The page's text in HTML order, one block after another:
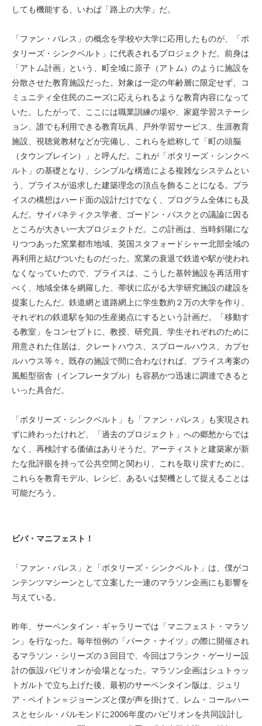
しても機能する、いわば「路上の大学」だ。
「ファン・パレス」の概念を学校や大学に応用したものが、「ポ
タリーズ・シンクベルト」に代表されるプロジェクトだ。前身は
「アトム計画」という、町全域に原子（アトム）のように施設を
分散させた教育施設だった。対象は一定の年齢層に限定せず、コ
ミュニティ全住民のニーズに応えられるような教育内容になって
いた。したがって、ここには職業訓練の場や、家庭学習ステーシ
ョン、誰でも利用できる教育玩具、戸外学習サービス、生涯教育
施設、視聴覚教材などが完備し、これらを総称して「町の頭脳
（タウンブレイン）」と呼んだ。これが「ポタリーズ・シンクベ
ルト」の基礎となり、シンプルな構造による複雑なシステムとい
う、プライスが追求した建築理念の頂点を飾ることになる。プラ
イスの構想はハード面の設計だけでなく、プログラム全体にも及
んだ。サイバネティクス学者、ゴードン・パスクとの議論に因る
ところが大きい一大プロジェクトだ。この計画は、当時斜陽にな
りつつあった窯業都市地域、英国スタフォードシャー北部全域の
再利用と結びついたものだった。窯業の衰退で鉄道や駅が使われ
なくなっていたので、プライスは、こうした基幹施設を再活用す
べく、地域全体を網羅した、帯状に広がる大学研究施設の建設を
提案したんだ。鉄道網と道路網上に学生数約２万の大学を作り、
それぞれの鉄道駅を知の生産拠点にするという計画だ。「移動す
る教室」をコンセプトに、教授、研究員、学生それぞれのために
用意された住居は、クレートハウス、スプロールハウス、カプセ
ルハウス等々。既存の施設で間に合わなければ、プライス考案の
風船型宿舎（インフレータブル）も容易かつ迅速に調達できると
いった具合だ。
「ポタリーズ・シンクベルト」も「ファン・パレス」も実現され
ずに終わったけれど、「過去のプロジェクト」への郷愁からでは
なく、再検討する価値はありそうだ。アーティストと建築家が新
たな批評眼を持って公共空間と関わり、これを取り戻すために、
これらを教育モデル、レシピ、あるいは契機として捉えることは
可能だろう。
ビバ・マニフェスト！
「ファン・パレス」と「ポタリーズ・シンクベルト」は、僕がコ
ンテンツマシーンとして立案した一連のマラソン企画にも影響を
与えている。
昨年、サーペンタイン・ギャラリーでは「マニフェスト・マラソ
ン」を行なった。毎年恒例の「パーク・ナイツ」の際に開催され
るマラソン・シリーズの３回目で、今回はフランク・ゲーリー設
計の仮設パビリオンが会場となった。マラソン企画はシュトゥッ
トガルトで立ち上げた後、最初のサーペンタイン版は、ジュリ
ア・ペイトン＝ジョーンズと僕が声を掛けて、レム・コールハー
スとセシル・バルモンドに2006年度のパビリオンを共同設計し